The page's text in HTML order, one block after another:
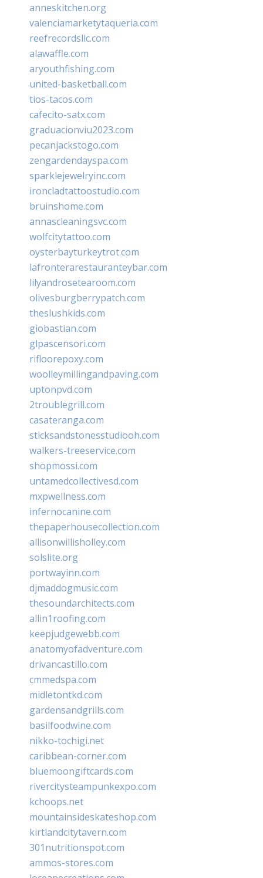
anneskitchen.org
valenciamarketytaqueria.com
reefrecordsllc.com
alawaffle.com
aryouthfishing.com
united-basketball.com
tios-tacos.com
cafecito-satx.com
graduacionviu2023.com
pecanjackstogo.com
zengardendayspa.com
sparklejewelryinc.com
ironcladtattoostudio.com
bruinshome.com
annascleaningsvc.com
wolfcitytattoo.com
oysterbayturkeytrot.com
lafronterarestauranteybar.com
lilyandrosetearoom.com
olivesburgberrypatch.com
theslushkids.com
giobastian.com
glpascensori.com
rifloorepoxy.com
woolleymillingandpaving.com
uptonpvd.com
2troublegrill.com
casateranga.com
sticksandstonesstudiooh.com
walkers-treeservice.com
shopmossi.com
untamedcollectivesd.com
mxpwellness.com
infernocanine.com
thepaperhousecollection.com
allisonwillisholley.com
solslite.org
portwayinn.com
djmaddogmusic.com
thesoundarchitects.com
allin1roofing.com
keepjudgewebb.com
anatomyofadventure.com
drivancastillo.com
cmmedspa.com
midletontkd.com
gardensandgrills.com
basilfoodwine.com
nikko-tochigi.net
caribbean-corner.com
bluemoongiftcards.com
rivercitysteampunkexpo.com
kchoops.net
mountainsideskateshop.com
kirtlandcitytavern.com
301nutritionspot.com
ammos-stores.com